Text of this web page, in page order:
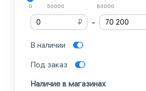
0 50000 60000
₽ -
В наличии
Под заказ
Наличие в магазинах